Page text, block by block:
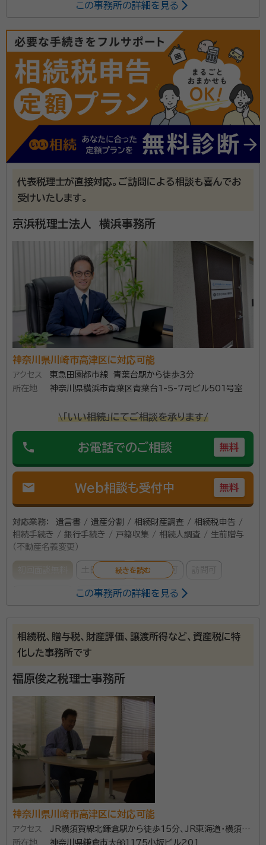
松土 郁元（まつど いくもと）
税理士
経歴：
【松土税理士事務所】（Matsudo Tax Account Office）の代表
者である「松土郁元」は、以下のような経歴を持ちます。 ・１９７０年（昭和４
５年）４月 横浜（鶴ヶ峰：現事務所所在地）生まれ ・１９８９年（平成元年）３
月 静岡県立藤枝東高等学校 卒業 ・１９９３年（平成５年）３月 中央大学
商学部 経営学科卒 ・１９９５年（平成７年）３月 中央大学 大学院 博士前
期課程 商学研究科 商学修士号取得 ・１９９５年（平成７年）９月～２０２３
年（令和５年）３月 川崎の税理士法人に勤務 ・２００２年（平成１４年）税理
士登録（登録番号 第94165号 東京地方税理士会会員） ・２０２３年（令
和５年）４月 松土税理士事務所を開業、現在に至る 大学院で商学修士
号を取得後、川崎の税理士法人で２７年を超える期間、勤務経験を積みま
した。その間毎年のように税務調査を受け、幅広い業種の法人や個人事業
者（眼科医や歯科医のドクターなども含む）に対し、税務や会計に関するア
松（静岡県）事務所の所長となり、川崎（神奈川県）では川崎中央事務所の
所長として、それぞれ数年間づつ勤務致しました。さらに、学生の頃から不
ーリテラシー」の研鑽を積み、実践して参りました。そうした経験からもお
客様の立場になって、ご対応致します。
初めまして、所長の「松土 郁元」（まつど いくもと）で
す。 神奈川県横浜市旭区鶴ヶ峰で開業しております。経
営の“伴走者”はもう見つかりましたか？ 【松土税理士事
務所】〔正式名称：松土郁元税理士事務所〕(登録番号 第
94165号 東京地方税理士会会員 保土ヶ谷支部所
の頃から不動産や株式の長い運用実績をもつ私と私を
取り巻くプロフェッショナル集団が運営する税理士事務
所です。 弊所は法人や個人のお客様に対して、税務申告
スを提供しています。また税務や会計に関する最新の情
報にも精通しており、お客様に適切なアドバイスを提供
することができます。 弊所はお客様と密にコミュニケー
ションを取り、お客様のニーズに合わせた最適な解決策
を提供することを目指しています。話しやすさ、実力、本
物です。弊所のサービスはお客様のビジネスを効率的に
運営し成長を促進するために必要なものです。 弊所は、
「30年を超える経験を、あなたの味方に」をモットーに、
「信頼性、正確性、迅速性、そして親切さ」を大切にして
います。それ故弊所が提供するサービスはお客様のビジ
資格等：税理士
所属団体：東京地方税理士会 保土ヶ谷支部所属
この事務所の詳細を見る
代表税理士が直接対応。ご訪問による相談も喜んでお
受けいたします。
京浜税理士法人 横浜事務所
神奈川県川崎市高津区に対応可能
アクセス
東急田園都市線 青葉台駅から徒歩３分
所在地
神奈川県横浜市青葉区青葉台1-5-7司ビル501号室
\「いい相続」にてご相談を承ります/
phone お電話でのご相談 無料
mail Web相談も受付中 無料
対応業務：
遺言書 / 遺産分割 / 相続財産調査 / 相続税申告 /
相続手続き / 銀行手続き / 戸籍収集 / 相続人調査 / 生前贈与
（不動産名義変更）
土日相談可 電話相談可 訪問可
オンライン面談可
経歴： 税務相談員（横浜市青葉区、都筑区、緑区） 税務相談員（緑法人会）
講師
銀行や不動産会社で税理士の紹介を受けたが、思ったよ
り金額が高くて困っている・・・。そのようなお客様は、是
非、弊社にご相談ください。 弊社は、相続税専門の大手
税理士法人の業務提携先として、大手税理士法人のノウ
ハウを活用しながら、高品質でリーズナブルな相続税の
申告サービスを提供しております。 お客様の対応は、原
則、代表税理士が行っておりますので、きめ細やかかつ
スピーディな対応が可能です。 また、お客様先へのご訪
問による相談だけでなく、オンラインツールを活用した
税理士、行政書士
所属団体： 東京地方税理士会 緑支部／神奈川県行政書士会 緑支
部
この事務所の詳細を見る
相続税、贈与税、財産評価、譲渡所得など、資産税に特
化した事務所です
福原俊之税理士事務所
神奈川県川崎市高津区に対応可能
アクセス
JR横須賀線北鎌倉駅から徒歩15分、JR東海道・横須賀
線大船駅から徒歩18分
所在地 神奈川県鎌倉市大船1175小坂ビル201